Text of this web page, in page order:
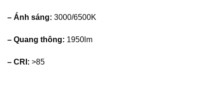
– Ánh sáng: 3000/6500K
– Quang thông: 1950lm
– CRI: >85